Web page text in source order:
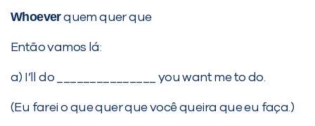
Whoeverquem quer que
Então vamos lá:
a) I’ll do _______________ you want me to do.
(Eu farei o que quer que você queira que eu faça.)